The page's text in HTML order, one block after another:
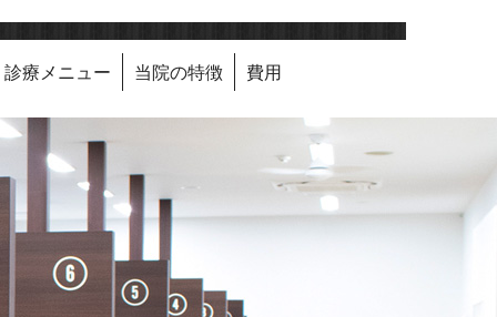
診療メニュー 当院の特徴 費用